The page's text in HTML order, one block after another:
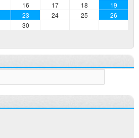
16 17 18
19
23 24 25
26
30